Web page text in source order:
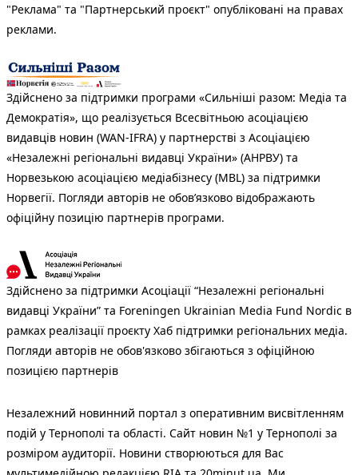
"Реклама" та "Партнерський проєкт" опубліковані на правах
реклами.
Здійснено за підтримки програми «Сильніші разом: Медіа та
Демократія», що реалізується Всесвітньою асоціацією
видавців новин (WAN-IFRA) у партнерстві з Асоціацією
«Незалежні регіональні видавці України» (АНРВУ) та
Норвезькою асоціацією медіабізнесу (MBL) за підтримки
Норвегії. Погляди авторів не обов’язково відображають
офіційну позицію партнерів програми.
Здійснено за підтримки Асоціації “Незалежні регіональні
видавці України” та Foreningen Ukrainian Media Fund Nordic в
рамках реалізації проєкту Хаб підтримки регіональних медіа.
Погляди авторів не обов'язково збігаються з офіційною
позицією партнерів
Незалежний новинний портал з оперативним висвітленням
подій у Тернополі та області. Сайт новин №1 у Тернополі за
розміром аудиторії. Новини створюються для Вас